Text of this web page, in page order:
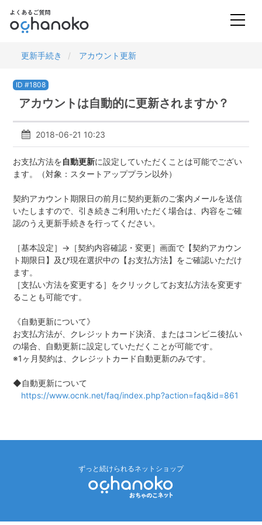
更新手続き アカウント更新
ID #1808
アカウントは自動的に更新されますか？
2018-06-21 10:23
お支払方法を自動更新に設定していただくことは可能でござい
ます。（対象：スタートアッププラン以外）
契約アカウント期限日の前月に契約更新のご案内メールを送信
いたしますので、引き続きご利用いただく場合は、内容をご確
認のうえ更新手続きを行ってください。
［基本設定］→［契約内容確認・変更］画面で【契約アカウン
ト期限日】及び現在選択中の【お支払方法】をご確認いただけ
ます。
［支払い方法を変更する］をクリックしてお支払方法を変更す
ることも可能です。
《自動更新について》
お支払方法が、クレジットカード決済、またはコンビニ後払い
の場合、自動更新に設定していただくことが可能です。
※1ヶ月契約は、クレジットカード自動更新のみです。
◆自動更新について
https://www.ocnk.net/faq/index.php?action=faq&id=861
ずっと続けられるネットショップ